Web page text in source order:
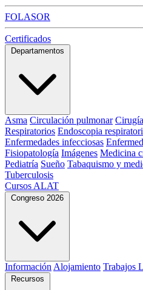
FOLASOR
Certificados
Departamentos
Asma Circulación pulmonar
Respiratorios Endoscopia
Enfermedades infecciosas
Fisiopatología Imágenes Medicina
Pediatría Sueño Tabaquismo y
Tuberculosis
Cursos ALAT
Congreso 2026
Información Alojamiento Trabajos
Recursos